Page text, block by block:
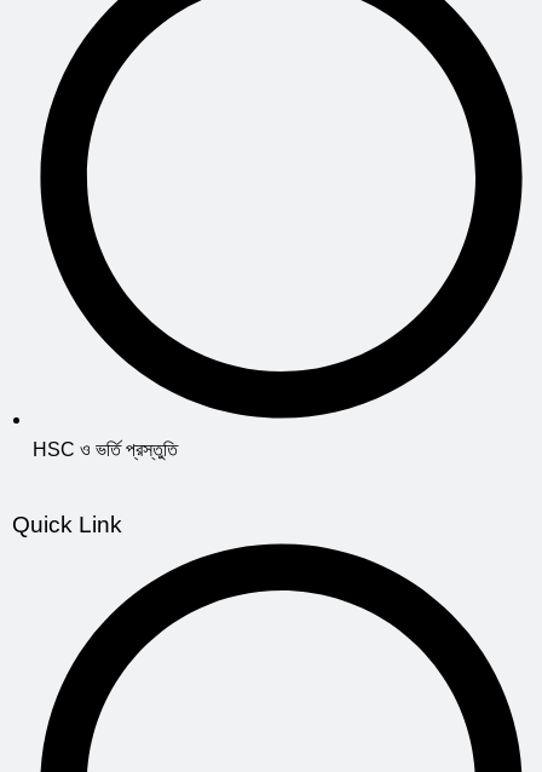
HSC ও ভর্তি প্রস্তুতি
Quick Link